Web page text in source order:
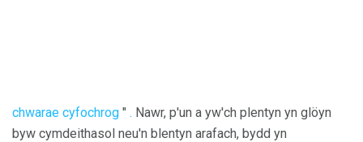
chwarae cyfochrog " . Nawr, p'un a yw'ch plentyn yn glöyn
byw cymdeithasol neu'n blentyn arafach, bydd yn